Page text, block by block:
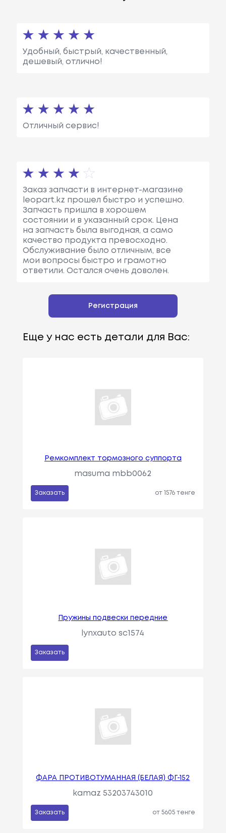
Удобный, быстрый, качественный,
дешевый, отлично!
Отличный сервис!
Заказ запчасти в интернет-магазине
leopart.kz прошел быстро и успешно.
Запчасть пришла в хорошем
состоянии и в указанный срок. Цена
на запчасть была выгодная, а само
качество продукта превосходно.
Обслуживание было отличным, все
мои вопросы быстро и грамотно
ответили. Остался очень доволен.
Регистрация
Еще у нас есть детали для Вас:
Ремкомплект тормозного суппорта
masuma mbb0062
Заказать от 1576 тенге
Пружины подвески передние
lynxauto sc1574
Заказать
ФАРА ПРОТИВОТУМАННАЯ (БЕЛАЯ) ФГ-152
kamaz 53203743010
Заказать от 5605 тенге